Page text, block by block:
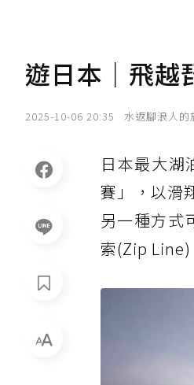
遊日本｜飛越
2025-10-06 20:35 水返腳浪人的
日本最大湖
賽」，以滑
另一種方式
索(Zip Line)